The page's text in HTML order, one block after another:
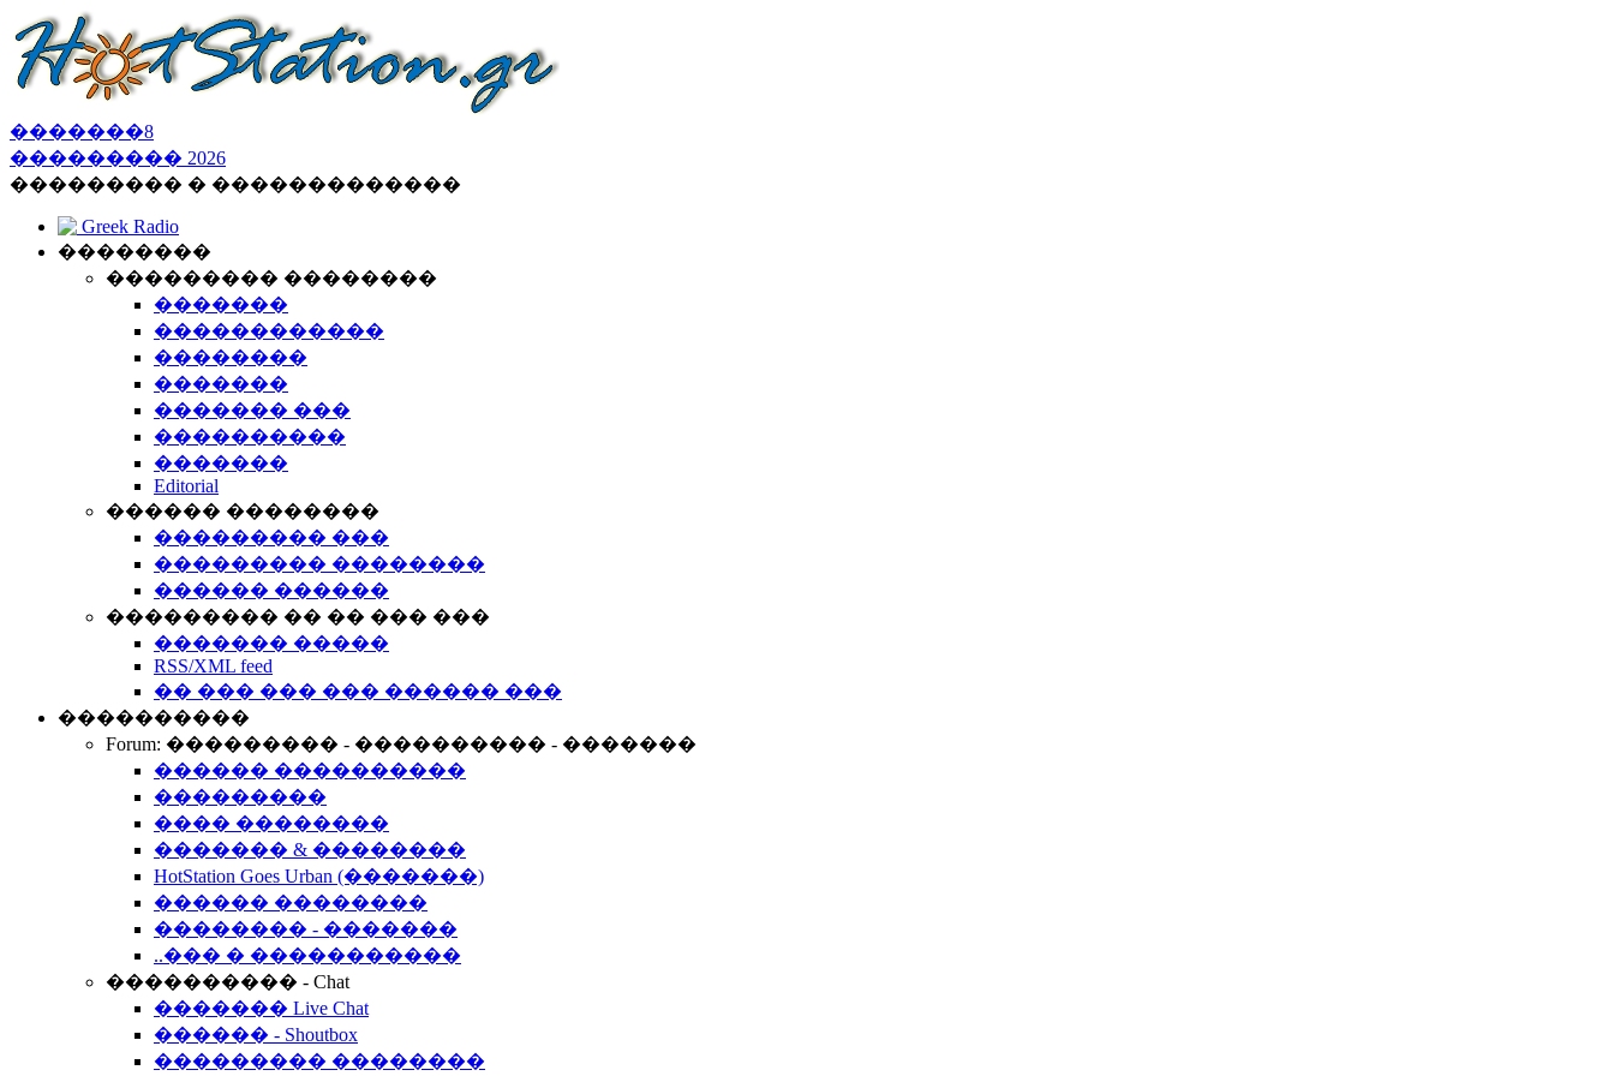
�������8
��������� 2026
��������� � �������������
Greek Radio
��������
��������� ��������
�������
������������
��������
�������
������� ���
����������
�������
Editorial
������ ��������
��������� ���
��������� ��������
������ ������
��������� �� �� ��� ���
������� �����
RSS/XML feed
�� ��� ��� ��� ������ ���
����������
Forum: ��������� - ���������� - �������
������ ����������
���������
���� ��������
������� & ��������
HotStation Goes Urban (�������)
������ ��������
�������� - �������
..��� � �����������
���������� - Chat
������� Live Chat
������ - Shoutbox
��������� ��������